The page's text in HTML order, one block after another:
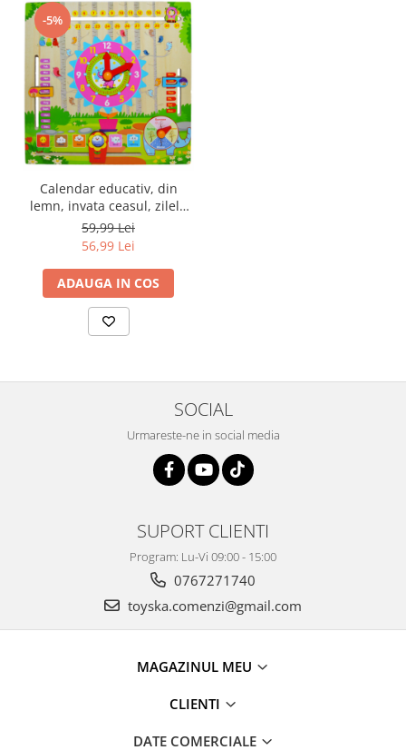
-5%
Calendar educativ, din
lemn, invata ceasul, zilele
lunii, saptamanile
59,99 Lei
56,99 Lei
ADAUGA IN COS
SOCIAL
Urmareste-ne in social media
SUPORT CLIENTI
Program: Lu-Vi 09:00 - 15:00
0767271740
toyska.comenzi@gmail.com
MAGAZINUL MEU
CLIENTI
DATE COMERCIALE